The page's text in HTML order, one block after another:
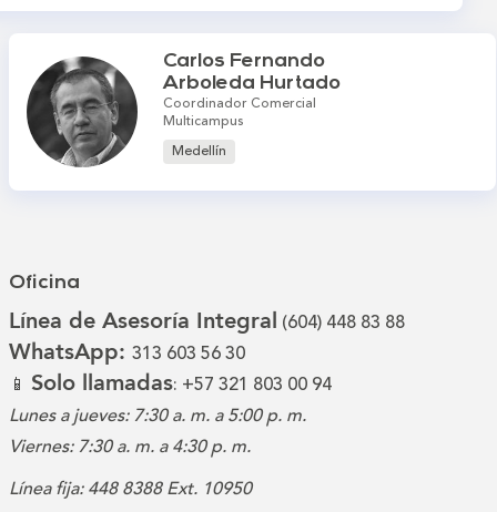
Carlos Fernando
Arboleda Hurtado
Coordinador Comercial
Multicampus
Medellín
Oficina
Línea de Asesoría Integral (604) 448 83 88
WhatsApp: 313 603 56 30
📱 Solo llamadas: +57 321 803 00 94
Lunes a jueves: 7:30 a. m. a 5:00 p. m.
Viernes: 7:30 a. m. a 4:30 p. m.
Línea fija: 448 8388 Ext. 10950